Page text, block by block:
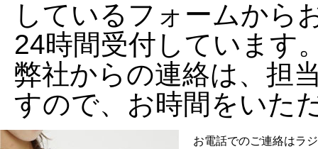
しているフォームから
24時間受付しています
弊社からの連絡は、担
すので、お時間をいた
お電話でのご連絡はラ